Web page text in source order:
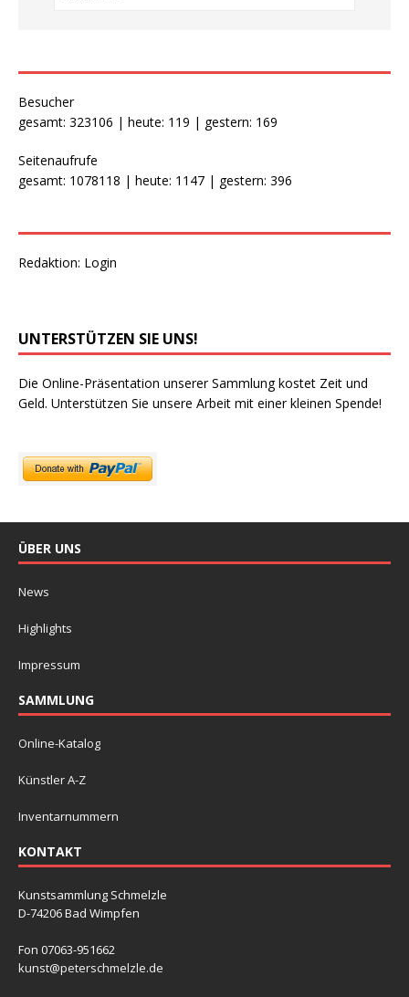
Besucher
gesamt: 323106 | heute: 119 | gestern: 169
Seitenaufrufe
gesamt: 1078118 | heute: 1147 | gestern: 396
Redaktion: Login
UNTERSTÜTZEN SIE UNS!
Die Online-Präsentation unserer Sammlung kostet Zeit und
Geld. Unterstützen Sie unsere Arbeit mit einer kleinen Spende!
ÜBER UNS
News
Highlights
Impressum
SAMMLUNG
Online-Katalog
Künstler A-Z
Inventarnummern
KONTAKT
Kunstsammlung Schmelzle
D-74206 Bad Wimpfen
Fon 07063-951662
kunst@peterschmelzle.de